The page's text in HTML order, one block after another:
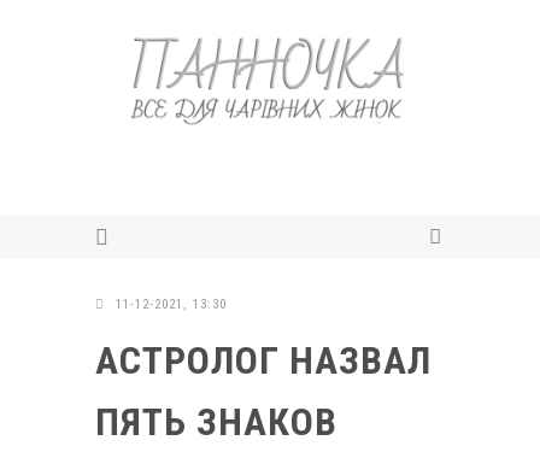
11-12-2021, 13:30
АСТРОЛОГ НАЗВАЛ
ПЯТЬ ЗНАКОВ